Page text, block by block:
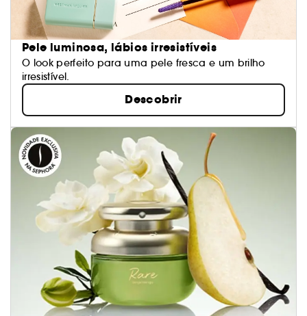
Pele luminosa, lábios irresistíveis
O look perfeito para uma pele fresca e um brilho
irresistível.
Descobrir